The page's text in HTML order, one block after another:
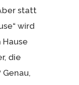
statt
wird
die